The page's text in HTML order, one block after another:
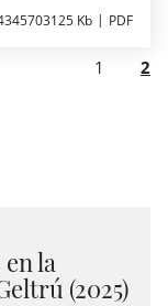
Kb PDF
1 2
la
(2025)